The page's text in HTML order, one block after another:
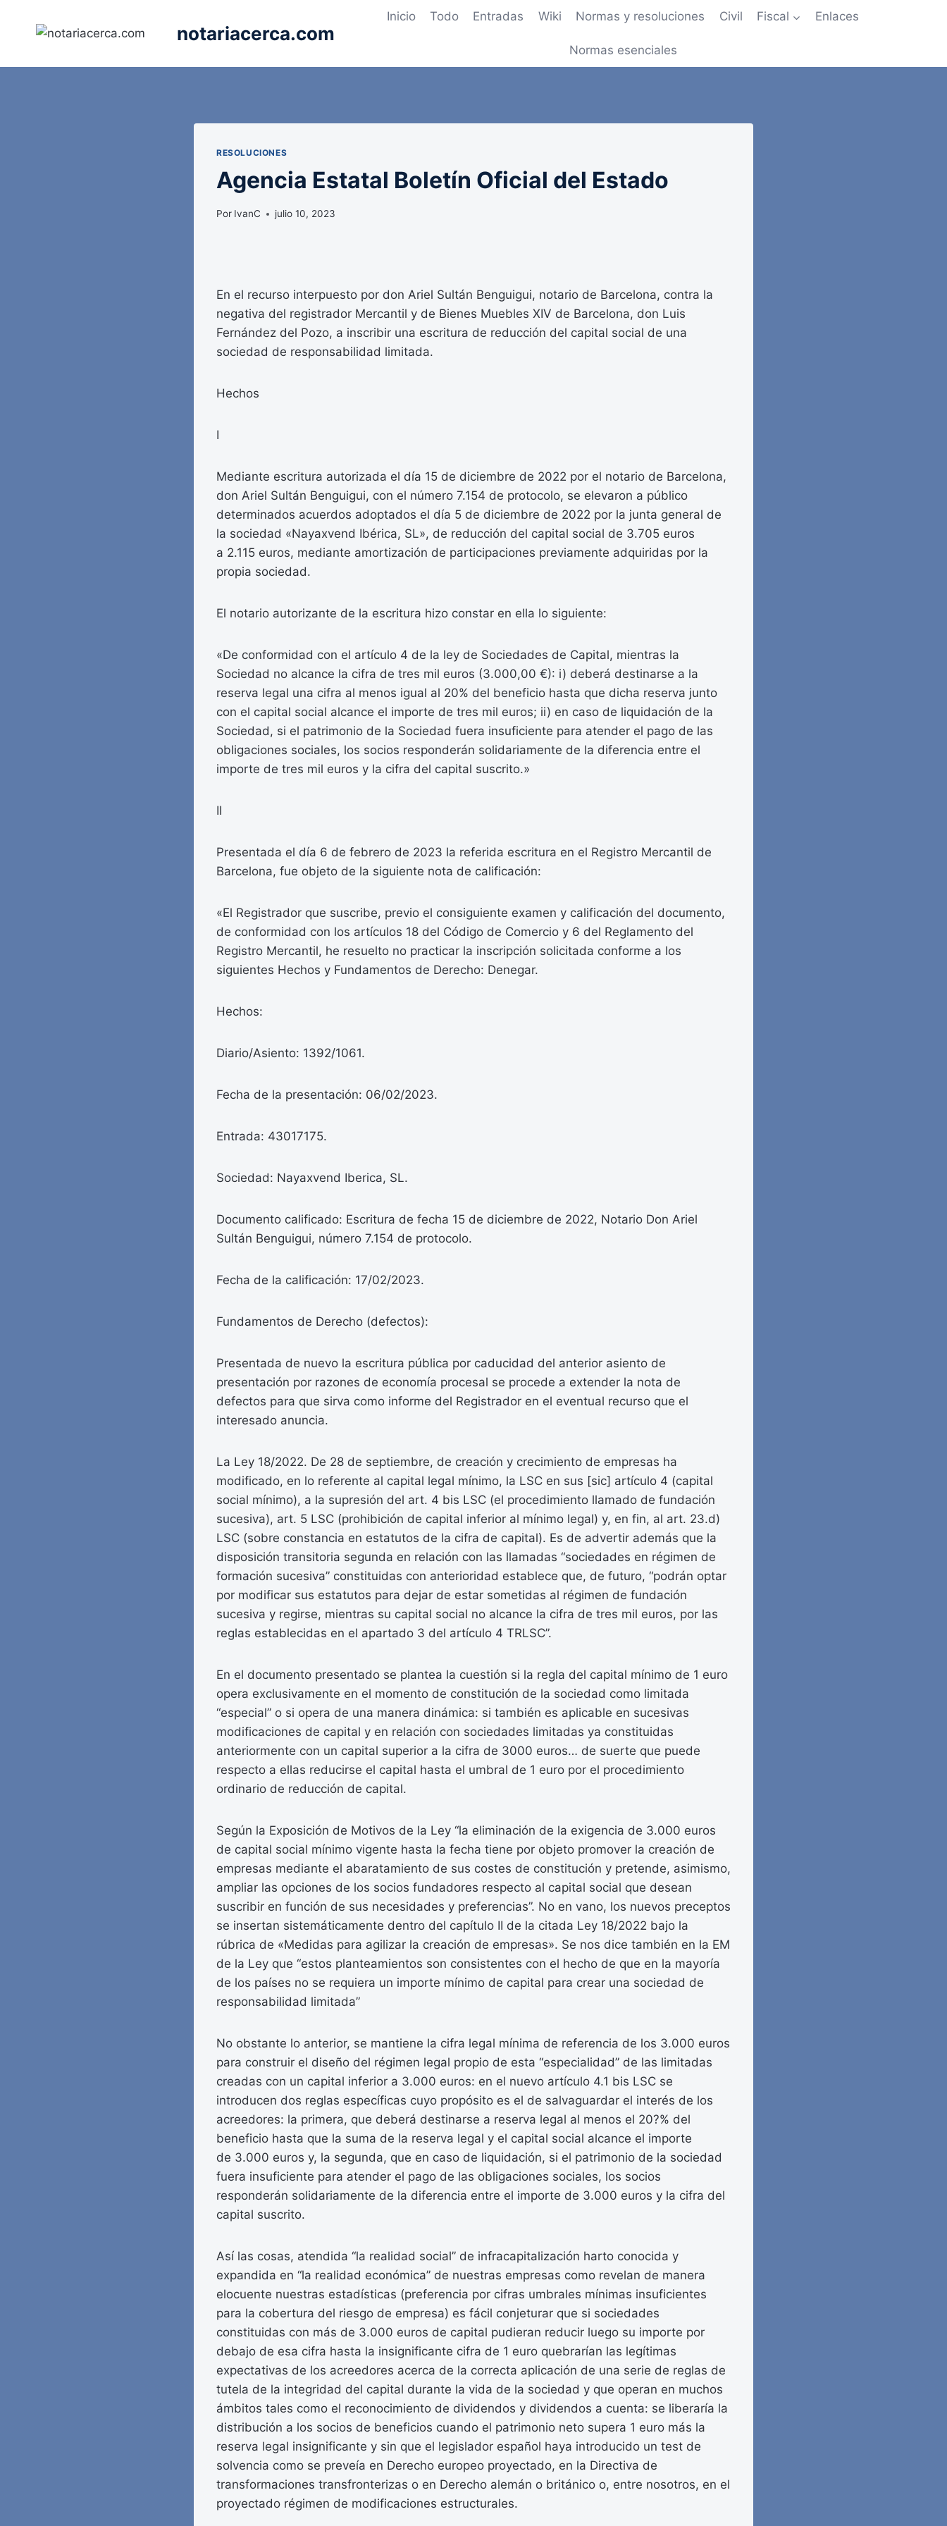
notariacerca.com
Inicio Todo Entradas Wiki Normas y resoluciones Civil Fiscal Enlaces
Normas esenciales
RESOLUCIONES
Agencia Estatal Boletín Oficial del Estado
Por IvanC julio 10, 2023
En el recurso interpuesto por don Ariel Sultán Benguigui, notario de Barcelona, contra la
negativa del registrador Mercantil y de Bienes Muebles XIV de Barcelona, don Luis
Fernández del Pozo, a inscribir una escritura de reducción del capital social de una
sociedad de responsabilidad limitada.
Hechos
I
Mediante escritura autorizada el día 15 de diciembre de 2022 por el notario de Barcelona,
don Ariel Sultán Benguigui, con el número 7.154 de protocolo, se elevaron a público
determinados acuerdos adoptados el día 5 de diciembre de 2022 por la junta general de
la sociedad «Nayaxvend Ibérica, SL», de reducción del capital social de 3.705 euros
a 2.115 euros, mediante amortización de participaciones previamente adquiridas por la
propia sociedad.
El notario autorizante de la escritura hizo constar en ella lo siguiente:
«De conformidad con el artículo 4 de la ley de Sociedades de Capital, mientras la
Sociedad no alcance la cifra de tres mil euros (3.000,00 €): i) deberá destinarse a la
reserva legal una cifra al menos igual al 20% del beneficio hasta que dicha reserva junto
con el capital social alcance el importe de tres mil euros; ii) en caso de liquidación de la
Sociedad, si el patrimonio de la Sociedad fuera insuficiente para atender el pago de las
obligaciones sociales, los socios responderán solidariamente de la diferencia entre el
importe de tres mil euros y la cifra del capital suscrito.»
II
Presentada el día 6 de febrero de 2023 la referida escritura en el Registro Mercantil de
Barcelona, fue objeto de la siguiente nota de calificación:
«El Registrador que suscribe, previo el consiguiente examen y calificación del documento,
de conformidad con los artículos 18 del Código de Comercio y 6 del Reglamento del
Registro Mercantil, he resuelto no practicar la inscripción solicitada conforme a los
siguientes Hechos y Fundamentos de Derecho: Denegar.
Hechos:
Diario/Asiento: 1392/1061.
Fecha de la presentación: 06/02/2023.
Entrada: 43017175.
Sociedad: Nayaxvend Iberica, SL.
Documento calificado: Escritura de fecha 15 de diciembre de 2022, Notario Don Ariel
Sultán Benguigui, número 7.154 de protocolo.
Fecha de la calificación: 17/02/2023.
Fundamentos de Derecho (defectos):
Presentada de nuevo la escritura pública por caducidad del anterior asiento de
presentación por razones de economía procesal se procede a extender la nota de
defectos para que sirva como informe del Registrador en el eventual recurso que el
interesado anuncia.
La Ley 18/2022. De 28 de septiembre, de creación y crecimiento de empresas ha
modificado, en lo referente al capital legal mínimo, la LSC en sus [sic] artículo 4 (capital
social mínimo), a la supresión del art. 4 bis LSC (el procedimiento llamado de fundación
sucesiva), art. 5 LSC (prohibición de capital inferior al mínimo legal) y, en fin, al art. 23.d)
LSC (sobre constancia en estatutos de la cifra de capital). Es de advertir además que la
disposición transitoria segunda en relación con las llamadas “sociedades en régimen de
formación sucesiva” constituidas con anterioridad establece que, de futuro, “podrán optar
por modificar sus estatutos para dejar de estar sometidas al régimen de fundación
sucesiva y regirse, mientras su capital social no alcance la cifra de tres mil euros, por las
reglas establecidas en el apartado 3 del artículo 4 TRLSC”.
En el documento presentado se plantea la cuestión si la regla del capital mínimo de 1 euro
opera exclusivamente en el momento de constitución de la sociedad como limitada
“especial” o si opera de una manera dinámica: si también es aplicable en sucesivas
modificaciones de capital y en relación con sociedades limitadas ya constituidas
anteriormente con un capital superior a la cifra de 3000 euros… de suerte que puede
respecto a ellas reducirse el capital hasta el umbral de 1 euro por el procedimiento
ordinario de reducción de capital.
Según la Exposición de Motivos de la Ley “la eliminación de la exigencia de 3.000 euros
de capital social mínimo vigente hasta la fecha tiene por objeto promover la creación de
empresas mediante el abaratamiento de sus costes de constitución y pretende, asimismo,
ampliar las opciones de los socios fundadores respecto al capital social que desean
suscribir en función de sus necesidades y preferencias”. No en vano, los nuevos preceptos
se insertan sistemáticamente dentro del capítulo II de la citada Ley 18/2022 bajo la
rúbrica de «Medidas para agilizar la creación de empresas». Se nos dice también en la EM
de la Ley que “estos planteamientos son consistentes con el hecho de que en la mayoría
de los países no se requiera un importe mínimo de capital para crear una sociedad de
responsabilidad limitada”
No obstante lo anterior, se mantiene la cifra legal mínima de referencia de los 3.000 euros
para construir el diseño del régimen legal propio de esta “especialidad” de las limitadas
creadas con un capital inferior a 3.000 euros: en el nuevo artículo 4.1 bis LSC se
introducen dos reglas específicas cuyo propósito es el de salvaguardar el interés de los
acreedores: la primera, que deberá destinarse a reserva legal al menos el 20?% del
beneficio hasta que la suma de la reserva legal y el capital social alcance el importe
de 3.000 euros y, la segunda, que en caso de liquidación, si el patrimonio de la sociedad
fuera insuficiente para atender el pago de las obligaciones sociales, los socios
responderán solidariamente de la diferencia entre el importe de 3.000 euros y la cifra del
capital suscrito.
Así las cosas, atendida “la realidad social” de infracapitalización harto conocida y
expandida en “la realidad económica” de nuestras empresas como revelan de manera
elocuente nuestras estadísticas (preferencia por cifras umbrales mínimas insuficientes
para la cobertura del riesgo de empresa) es fácil conjeturar que si sociedades
constituidas con más de 3.000 euros de capital pudieran reducir luego su importe por
debajo de esa cifra hasta la insignificante cifra de 1 euro quebrarían las legítimas
expectativas de los acreedores acerca de la correcta aplicación de una serie de reglas de
tutela de la integridad del capital durante la vida de la sociedad y que operan en muchos
ámbitos tales como el reconocimiento de dividendos y dividendos a cuenta: se liberaría la
distribución a los socios de beneficios cuando el patrimonio neto supera 1 euro más la
reserva legal insignificante y sin que el legislador español haya introducido un test de
solvencia como se preveía en Derecho europeo proyectado, en la Directiva de
transformaciones transfronterizas o en Derecho alemán o británico o, entre nosotros, en el
proyectado régimen de modificaciones estructurales.